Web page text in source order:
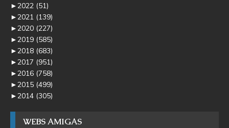
►2022 (51)
►2021 (139)
►2020 (227)
►2019 (585)
►2018 (683)
►2017 (951)
►2016 (758)
►2015 (499)
►2014 (305)
WEBS AMIGAS